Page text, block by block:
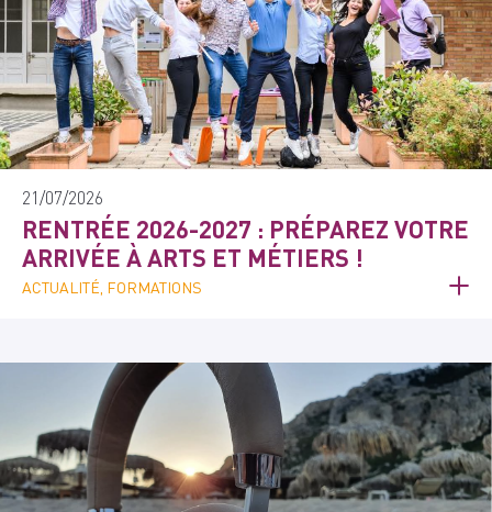
21/07/2026
RENTRÉE 2026-2027 : PRÉPAREZ VOTRE
ARRIVÉE À ARTS ET MÉTIERS !
ACTUALITÉ, FORMATIONS